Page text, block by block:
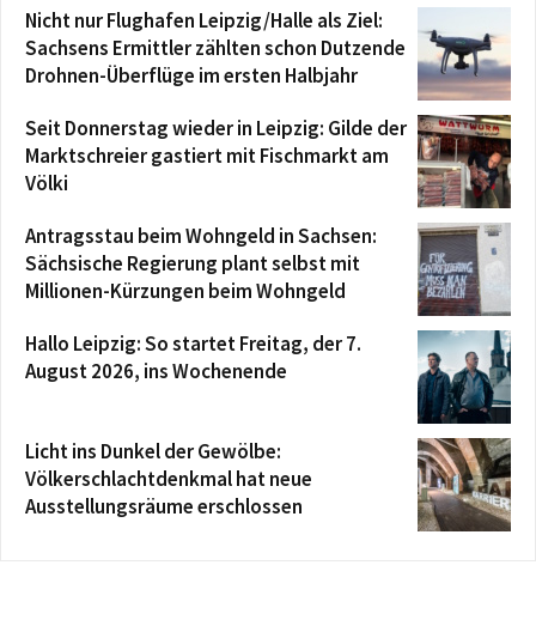
Nicht nur Flughafen Leipzig/Halle als Ziel:
Sachsens Ermittler zählten schon Dutzende
Drohnen-Überflüge im ersten Halbjahr
Seit Donnerstag wieder in Leipzig: Gilde der
Marktschreier gastiert mit Fischmarkt am
Völki
Antragsstau beim Wohngeld in Sachsen:
Sächsische Regierung plant selbst mit
Millionen-Kürzungen beim Wohngeld
Hallo Leipzig: So startet Freitag, der 7.
August 2026, ins Wochenende
Licht ins Dunkel der Gewölbe:
Völkerschlachtdenkmal hat neue
Ausstellungsräume erschlossen